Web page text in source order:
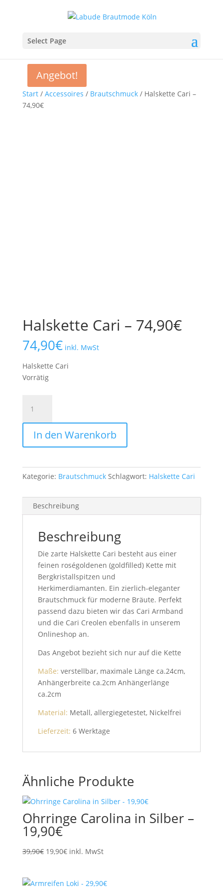
Select Page
Start/ Accessoires / Brautschmuck/ Halskette Cari –
74,90€
Halskette Cari – 74,90€
74,90€ inkl. MwSt
Halskette Cari
Vorrätig
Cari
-
74,90€
Menge
In den Warenkorb
Kategorie: Brautschmuck Schlagwort: Halskette Cari
Beschreibung
Beschreibung
Die zarte Halskette Cari besteht aus einer
feinen roségoldenen (goldfilled) Kette mit
Bergkristallspitzen und
Herkimerdiamanten. Ein zierlich-eleganter
Brautschmuck für moderne Bräute. Perfekt
passend dazu bieten wir das Cari Armband
und die Cari Creolen ebenfalls in unserem
Onlineshop an.
Das Angebot bezieht sich nur auf die Kette
Maße: verstellbar, maximale Länge ca.24cm,
Anhängerbreite ca.2cm Anhängerlänge
ca.2cm
Material: Metall, allergiegetestet, Nickelfrei
Lieferzeit: 6 Werktage
Ähnliche Produkte
Angebot!
Ohrringe Carolina in Silber –
19,90€
39,90€ Ursprünglicher
39,90€
19,90€Aktueller
19,90€.
inkl. MwSt